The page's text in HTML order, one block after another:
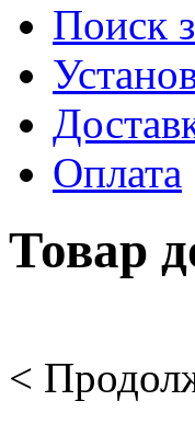
Поиск
Оплата
Товар
<